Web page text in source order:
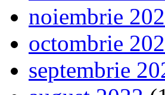
noiembrie
octombrie
septembrie